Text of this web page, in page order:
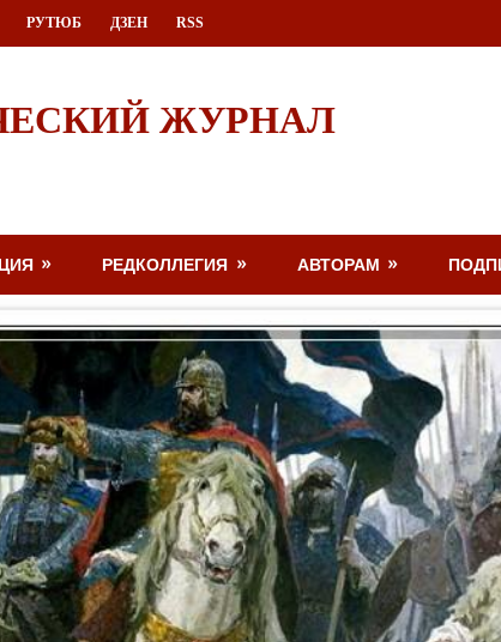
РУТЮБ ДЗЕН RSS
ЖУРНАЛ
РЕДКОЛЛЕГИЯ АВТОРАМ